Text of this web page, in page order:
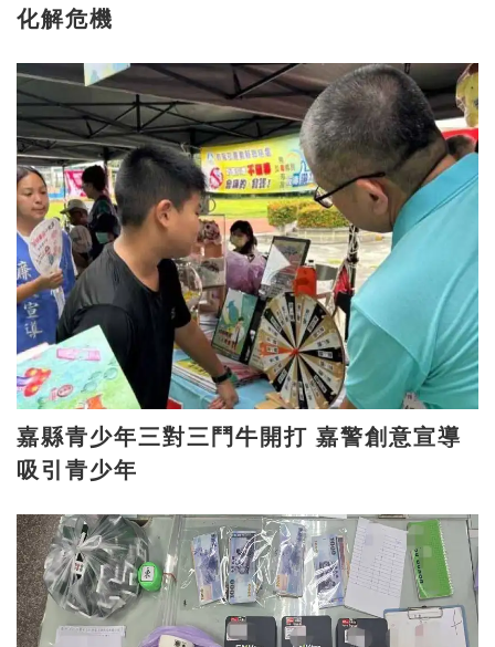
化解危機
嘉縣青少年三對三鬥牛開打 嘉警創意宣導
吸引青少年